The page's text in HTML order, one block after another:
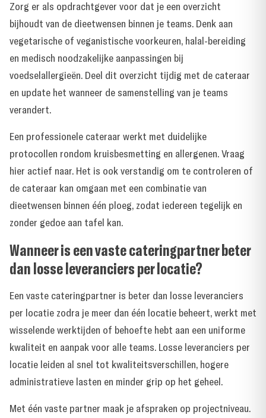
Zorg er als opdrachtgever voor dat je een overzicht
bijhoudt van de dieetwensen binnen je teams. Denk aan
vegetarische of veganistische voorkeuren, halal-bereiding
en medisch noodzakelijke aanpassingen bij
voedselallergieën. Deel dit overzicht tijdig met de cateraar
en update het wanneer de samenstelling van je teams
verandert.
Een professionele cateraar werkt met duidelijke
protocollen rondom kruisbesmetting en allergenen. Vraag
hier actief naar. Het is ook verstandig om te controleren of
de cateraar kan omgaan met een combinatie van
dieetwensen binnen één ploeg, zodat iedereen tegelijk en
zonder gedoe aan tafel kan.
Wanneer is een vaste cateringpartner beter
dan losse leveranciers per locatie?
Een vaste cateringpartner is beter dan losse leveranciers
per locatie zodra je meer dan één locatie beheert, werkt met
wisselende werktijden of behoefte hebt aan een uniforme
kwaliteit en aanpak voor alle teams. Losse leveranciers per
locatie leiden al snel tot kwaliteitsverschillen, hogere
administratieve lasten en minder grip op het geheel.
Met één vaste partner maak je afspraken op projectniveau.